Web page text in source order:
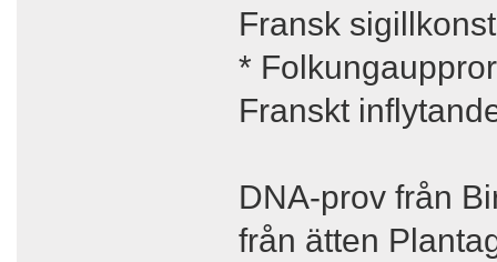
Fransk
*
Franskt
DNA-prov från
från ätten